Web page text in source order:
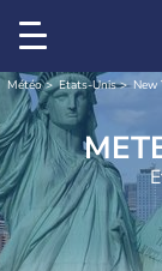
Météo Etats-Unis New